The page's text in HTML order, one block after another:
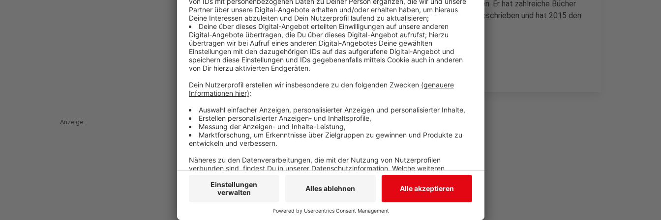
als Sohn iranischer Migranten in Siegen geboren und aufgewachsen. Er hat zahlreiche Bücher
zu politischen, religiösen und philosophischen Fragen des Islam geschrieben und hat 2015 den
Friedenspreis des Deutschen Buchhandelsbekommen.
Anzeige
Anzeige